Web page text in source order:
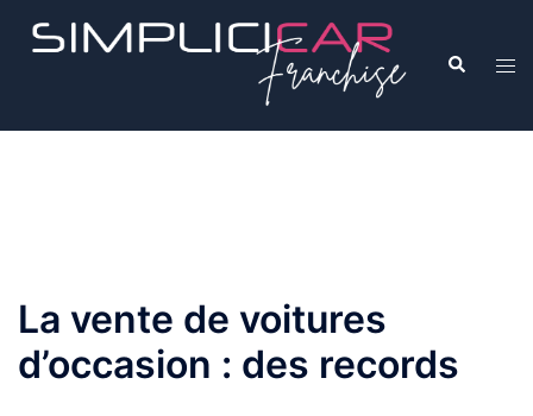
La vente de voitures
d’occasion : des records